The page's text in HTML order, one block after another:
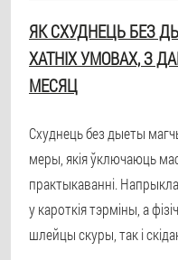
ЯК СХУДНЕЦЬ БЕЗ
ХАТНІХ УМОВАХ, З
МЕСЯЦ
Схуднець без дыеты
меры, якія ўключаюць
практыкаванні.
у кароткія тэрміны, а
шлейцы скуры, так і